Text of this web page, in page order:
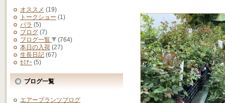
オススメ (19)
トークショー (1)
バラ (5)
ブログ (7)
ブログ一覧
(764)
本日の入荷 (27)
生長日記 (67)
ｾﾐﾅｰ (5)
ブログ一覧
エアープランツブログ